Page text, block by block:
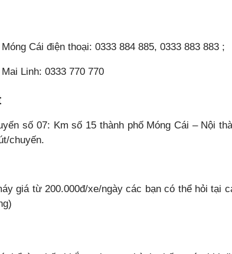
Móng Cái điện thoại: 0333 884 885, 0333 883 883 ;
Linh: 0333 770 770
số 07: Km số 15 thành phố Móng Cái – Nội
chuyến.
giá từ 200.000đ/xe/ngày các bạn có thể hỏi tại